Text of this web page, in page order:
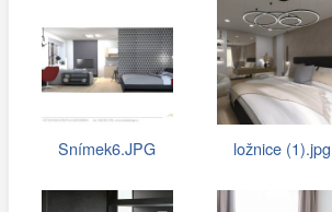
Snímek6.JPG ložnice (1).jpg